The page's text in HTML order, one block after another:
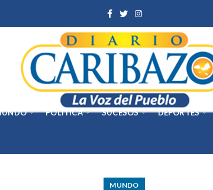
POLÍTICA SUCESOS DEPORTES
MUNDO